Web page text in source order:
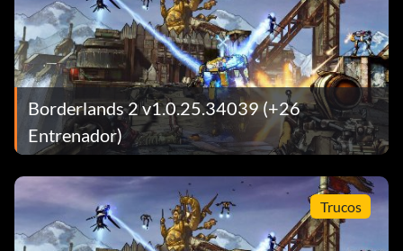
Borderlands 2 v1.0.25.34039 (+26
Entrenador)
Trucos